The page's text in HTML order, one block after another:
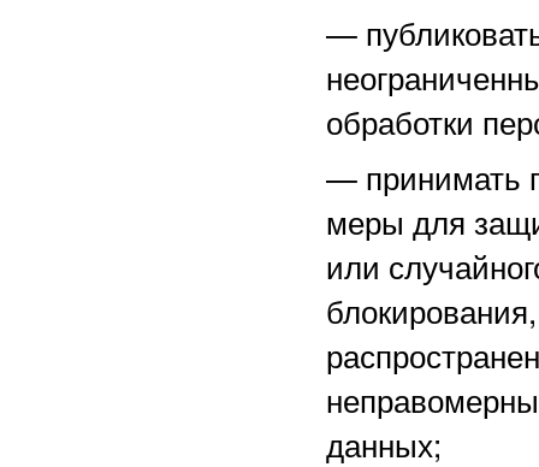
—
обработки
— принимать
меры для
или
данных;